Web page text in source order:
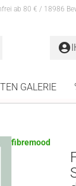
ab 80 € / 18986
GALERIE
fibremood